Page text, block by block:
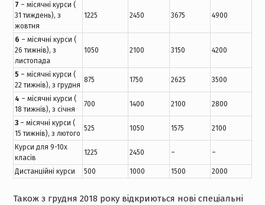
7 – місячні курси (
31 тиждень), з
жовтня
1225 2450 3675 4900
6 – місячні курси (
26 тижнів), з
листопада
1050 2100 3150 4200
5 – місячні курси (
22 тижнів), з грудня
875 1750 2625 3500
4 – місячні курси (
18 тижнів), з січня
700 1400 2100 2800
3 – місячні курси (
15 тижнів), з лютого
525 1050 1575 2100
Курси для 9-10х
класів
1225 2450 – –
Дистанційні курси 500 1000 1500 2000
Також з грудня 2018 року відкриються нові спеціальні